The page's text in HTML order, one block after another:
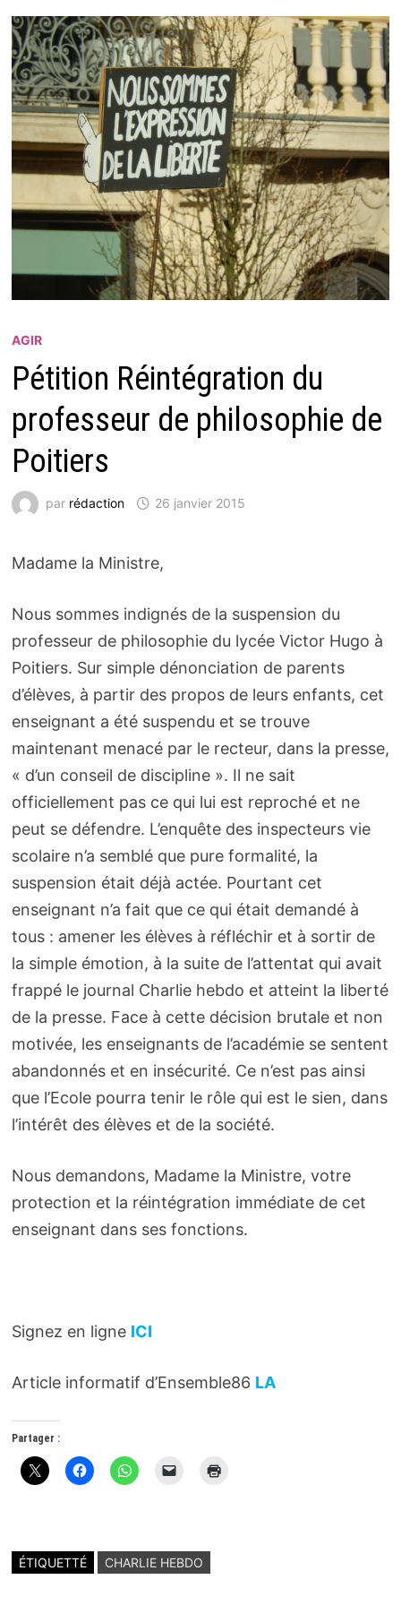
AGIR
Pétition Réintégration du
professeur de philosophie de
Poitiers
par rédaction 26 janvier 2015
Madame la Ministre,
Nous sommes indignés de la suspension du
professeur de philosophie du lycée Victor Hugo à
Poitiers. Sur simple dénonciation de parents
d’élèves, à partir des propos de leurs enfants, cet
enseignant a été suspendu et se trouve
maintenant menacé par le recteur, dans la presse,
« d’un conseil de discipline ». Il ne sait
officiellement pas ce qui lui est reproché et ne
peut se défendre. L’enquête des inspecteurs vie
scolaire n’a semblé que pure formalité, la
suspension était déjà actée. Pourtant cet
enseignant n’a fait que ce qui était demandé à
tous : amener les élèves à réfléchir et à sortir de
la simple émotion, à la suite de l’attentat qui avait
frappé le journal Charlie hebdo et atteint la liberté
de la presse. Face à cette décision brutale et non
motivée, les enseignants de l’académie se sentent
abandonnés et en insécurité. Ce n’est pas ainsi
que l’Ecole pourra tenir le rôle qui est le sien, dans
l’intérêt des élèves et de la société.
Nous demandons, Madame la Ministre, votre
protection et la réintégration immédiate de cet
enseignant dans ses fonctions.
Signez en ligne ICI
Article informatif d’Ensemble86 LA
Partager :
ÉTIQUETTÉ CHARLIE HEBDO